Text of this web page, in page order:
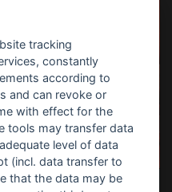
tracking
constantly
according to
and can revoke or
with effect for the
tools may transfer data
level of data
(incl. data transfer to
that the data may be